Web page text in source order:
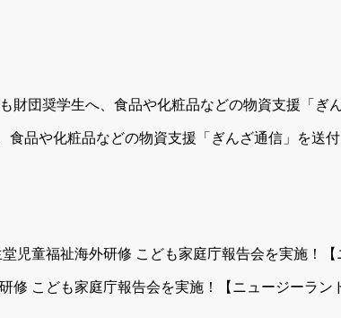
食品や化粧品などの物資支援「ぎんざ通信」を送付
修 こども家庭庁報告会を実施！【ニュージーラン